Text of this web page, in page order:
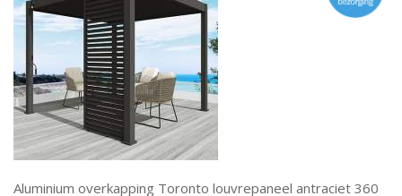
Aluminium overkapping Toronto louvrepaneel antraciet 360